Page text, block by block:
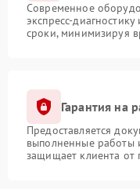
Современное
экспресс-
сроки, минимизируя
Гарантия на
Предоставляется
выполненные работы
защищает клиента от